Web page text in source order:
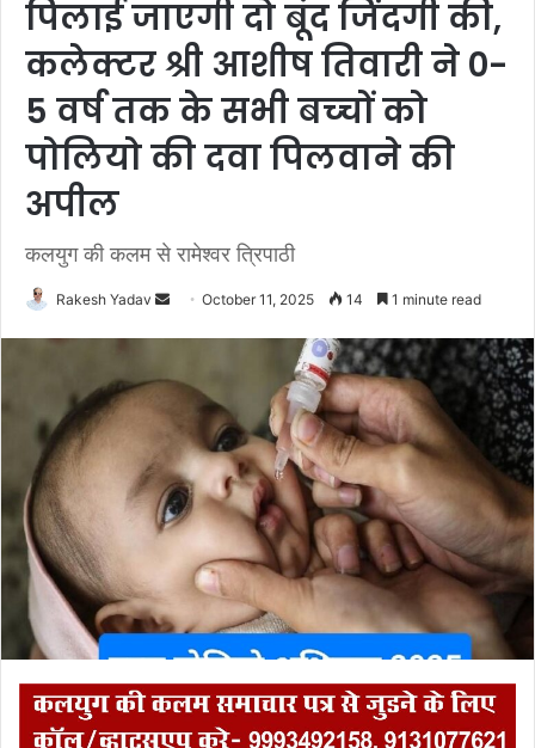
पिलाई जाएगी दो बूंद जिंदगी की,
कलेक्‍टर श्री आशीष तिवारी ने 0-
5 वर्ष तक के सभी बच्‍चों को
पोलियो की दवा पिलवाने की
अपील
कलयुग की कलम से रामेश्वर त्रिपाठी
Rakesh Yadav
d
e
m
a
October 11, 2025 14 1 minute read